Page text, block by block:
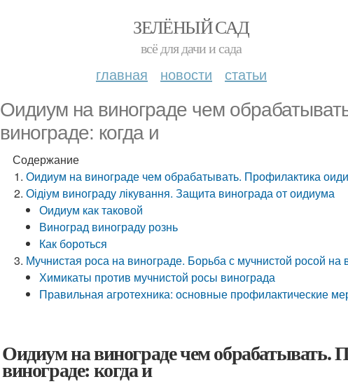
ЗЕЛЁНЫЙ САД
всё для дачи и сада
главная новости статьи
Оидиум на винограде чем
винограде: когда и
Содержание
Оидиум на винограде чем обрабатывать. Профилактика
Оідіум винограду лікування. Защита винограда от оидиума
Оидиум как таковой
Виноград винограду рознь
Как бороться
Мучнистая роса на винограде. Борьба с мучнистой росой на
Химикаты против мучнистой росы винограда
Правильная агротехника: основные профилактические
Оидиум на винограде чем обрабатывать.
винограде: когда и